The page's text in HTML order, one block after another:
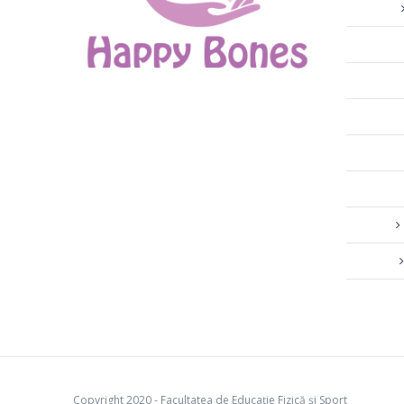
Copyright 2020 - Facultatea de Educație Fizică și Sport